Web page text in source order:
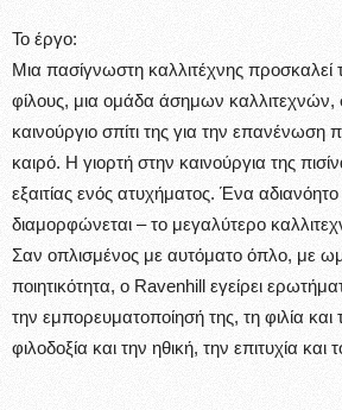
Το έργο:
Μια πασίγνωστη καλλιτέχνης προσκαλεί
φίλους, μια ομάδα άσημων καλλιτεχνών,
καινούργιο σπίτι της για την επανένωση
καιρό. Η γιορτή στην καινούργια της
εξαιτίας ενός ατυχήματος. Ένα αδιανόητο
διαμορφώνεται – το μεγαλύτερο
Σαν οπλισμένος με αυτόματο όπλο, με
ποιητικότητα, ο Ravenhill εγείρει
την εμπορευματοποίησή της, τη φιλία και
φιλοδοξία και την ηθική, την επιτυχία